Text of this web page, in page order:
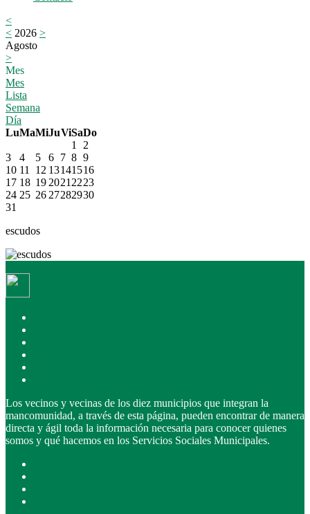
<
< 2026 >
Agosto
>
Mes
Mes
Lista
Semana
Día
LuMaMiJuViSaDo
1
2
3
4 5 6 7 8 9
10 11 12 13141516
17 18 19 2021 2223
24 25 26 27282930
31
escudos
Los vecinos y vecinas de los diez municipios que integran la
mancomunidad, a través de esta página, pueden encontrar de manera
directa y ágil toda la información necesaria para conocer quienes
somos y qué hacemos en los Servicios Sociales Municipales.